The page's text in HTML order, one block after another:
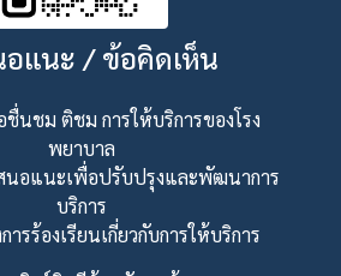
อแนะ / ข้อคิดเห็น
นชม ติชม การให้บริการของโรง
พยาบาล
นอแนะเพื่อปรับปรุงและพัฒนาการ
บริการ
รร้องเรียนเกี่ยวกับการให้บริการ